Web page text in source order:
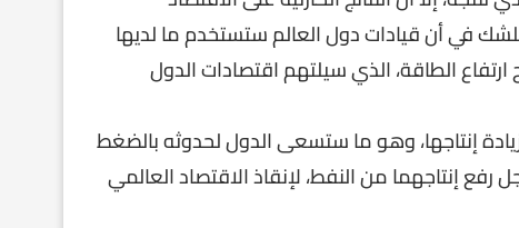
في أن قيادات دول العالم ستستخدم ما لديها
الطاقة، الذي سيلتهم اقتصادات الدول
إنتاجها، وهو ما ستسعى الدول لحدوثه بالضغط
إنتاجهما من النفط، لإنقاذ الاقتصاد العالمي